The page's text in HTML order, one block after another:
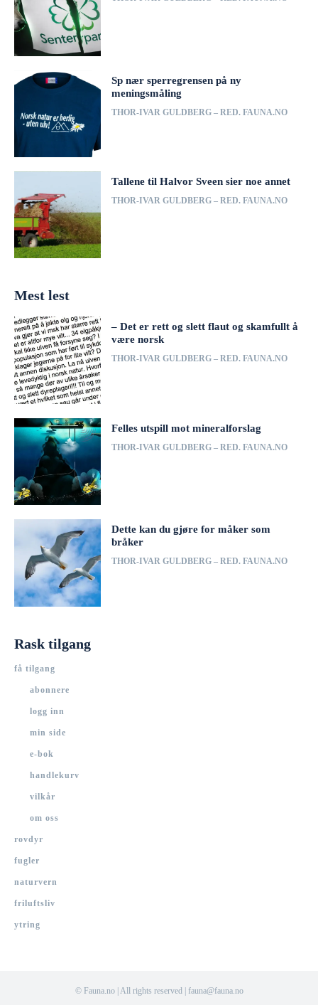
Sp nær sperregrensen på ny
meningsmåling
THOR-IVAR GULDBERG – RED. FAUNA.NO
Tallene til Halvor Sveen sier noe annet
THOR-IVAR GULDBERG – RED. FAUNA.NO
Mest lest
– Det er rett og slett flaut og skamfullt å
være norsk
THOR-IVAR GULDBERG – RED. FAUNA.NO
Felles utspill mot mineralforslag
THOR-IVAR GULDBERG – RED. FAUNA.NO
Dette kan du gjøre for måker som
bråker
THOR-IVAR GULDBERG – RED. FAUNA.NO
Rask tilgang
få tilgang
abonnere
logg inn
min side
e-bok
handlekurv
vilkår
om oss
rovdyr
fugler
naturvern
friluftsliv
ytring
© Fauna.no | All rights reserved | fauna@fauna.no